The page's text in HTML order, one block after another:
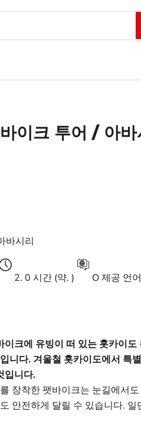
이크 투어 / 아바
바시리
2. 0 시간(약. ) O제공 언
이크에 유빙이 떠 있는 홋카이
니다. 겨울철 홋카이도에서 특
입니다.
장착한 팻바이크는 눈길에서
안전하게 달릴 수 있습니다.